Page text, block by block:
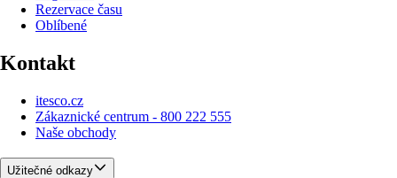
Rezervace času
Oblíbené
Kontakt
itesco.cz
Zákaznické centrum - 800 222 555
Naše obchody
Užitečné odkazy